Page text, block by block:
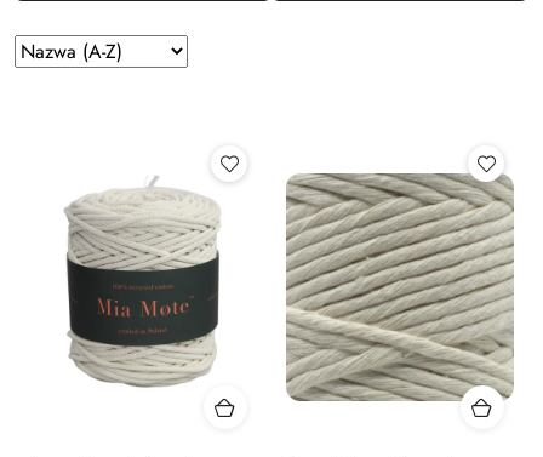
Zastosowano
sortowanie:
Sortuj
według